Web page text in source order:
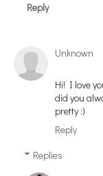
Reply
Unknown
Hi! I love
did you
pretty :)
Reply
Replies